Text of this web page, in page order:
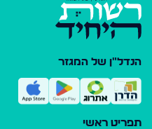
הנדל"ן של המגזר
תפריט ראשי